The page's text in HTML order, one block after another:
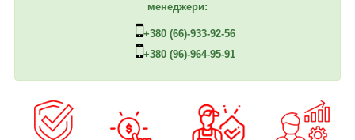
менеджери:
+380 (66)-933-92-56
+380 (96)-964-95-91